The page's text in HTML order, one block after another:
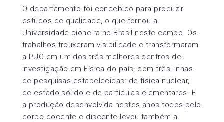
O departamento foi concebido para produzir
estudos de qualidade, o que tornou a
Universidade pioneira no Brasil neste campo. Os
trabalhos trouxeram visibilidade e transformaram
a PUC em um dos três melhores centros de
investigação em Física do país, com três linhas
de pesquisas estabelecidas: de física nuclear,
de estado sólido e de partículas elementares. E
a produção desenvolvida nestes anos todos pelo
corpo docente e discente levou também a